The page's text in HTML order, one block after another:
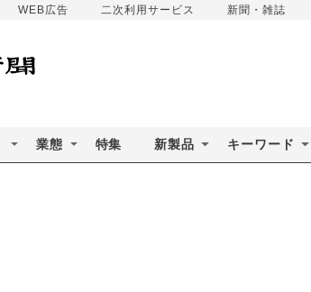
WEB広告 二次利用サービス 新聞・雑誌
業態 特集 新製品 キーワード